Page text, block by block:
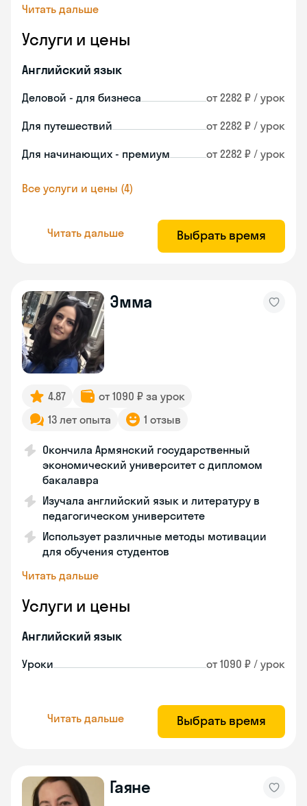
Читать дальше
Услуги и цены
Английский язык
Деловой - для бизнеса от 2282 ₽ / урок
Для путешествий от 2282 ₽ / урок
Для начинающих - премиум от 2282 ₽ / урок
Все услуги и цены (4)
Читать дальше Выбрать время
Эмма
4.87
от 1090 ₽ за урок
13 лет опыта
1 отзыв
Окончила Армянский государственный
экономический университет с дипломом
бакалавра
Изучала английский язык и литературу в
педагогическом университете
Использует различные методы мотивации
для обучения студентов
Читать дальше
Услуги и цены
Английский язык
Уроки от 1090 ₽ / урок
Читать дальше Выбрать время
Гаяне